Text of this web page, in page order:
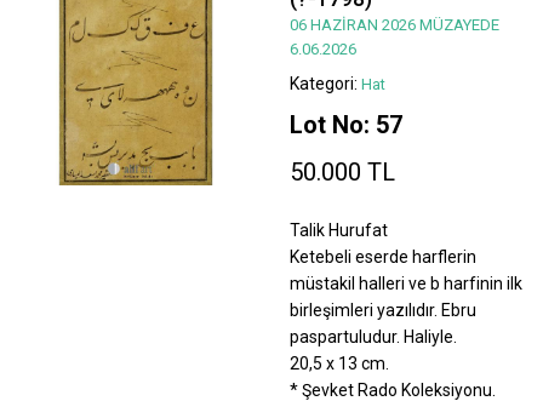
06 HAZİRAN 2026 MÜZAYEDE
6.06.2026
Kategori: Hat
Lot No: 57
50.000 TL
Talik Hurufat
Ketebeli eserde harflerin
müstakil halleri ve b harfinin ilk
birleşimleri yazılıdır. Ebru
paspartuludur. Haliyle.
20,5 x 13 cm.
* Şevket Rado Koleksiyonu.